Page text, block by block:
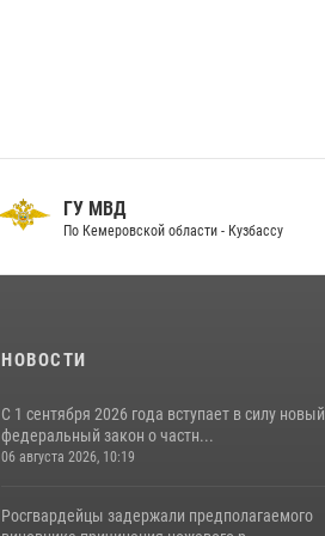
ГУ МВД
По Кемеровской области - Кузбассу
НОВОСТИ
С 1 сентября 2026 года вступает в силу новый
федеральный закон о частн...
06 августа 2026, 10:19
Росгвардейцы задержали предполагаемого